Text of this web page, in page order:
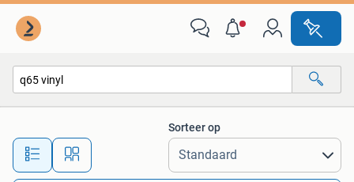
Alle afstanden…
Sorteer op